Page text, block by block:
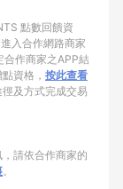
點數回饋資
入合作網路商家
合作商家之APP結
資格， 按此查看
及方式完成交易
請依合作商家的
。